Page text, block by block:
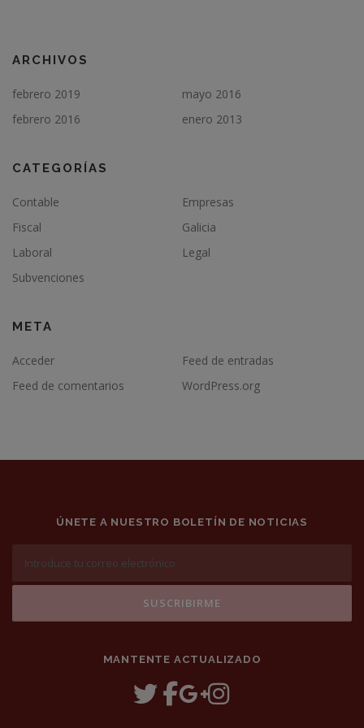
ARCHIVOS
febrero 2019
mayo 2016
febrero 2016
enero 2013
CATEGORÍAS
Contable
Empresas
Fiscal
Galicia
Laboral
Legal
Subvenciones
META
Acceder
Feed de entradas
Feed de comentarios
WordPress.org
ÚNETE A NUESTRO BOLETÍN DE NOTICIAS
MANTENTE ACTUALIZADO